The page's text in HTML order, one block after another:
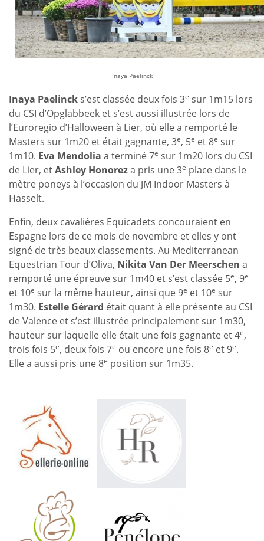
Inaya Paelinck
Inaya Paelinck s’est classée deux fois 3e sur 1m15 lors
du CSI d’Opglabbeek et s’est aussi illustrée lors de
l’Euroregio d’Halloween à Lier, où elle a remporté le
Masters sur 1m20 et était gagnante, 3e, 5e et 8e sur
1m10. Eva Mendolia a terminé 7e sur 1m20 lors du CSI
de Lier, etAshley Honoreza pris une 3e place dans le
mètre poneys à l’occasion du JM Indoor Masters à
Hasselt.
Enfin, deux cavalières Equicadets concouraient en
Espagne lors de ce mois de novembre et elles y ont
signé de très beaux classements. Au Mediterranean
Equestrian Tour d’Oliva, Nikita Van Der Meerschen a
remporté une épreuve sur 1m40 et s’est classée 5e, 9e
et 10e sur la même hauteur, ainsi que 9e et 10e sur
1m30. Estelle Gérard était quant à elle présente au CSI
de Valence et s’est illustrée principalement sur 1m30,
hauteur sur laquelle elle était une fois gagnante et 4e,
trois fois 5e, deux fois 7e ou encore une fois 8e et 9e.
Elle a aussi pris une 8e position sur 1m35.